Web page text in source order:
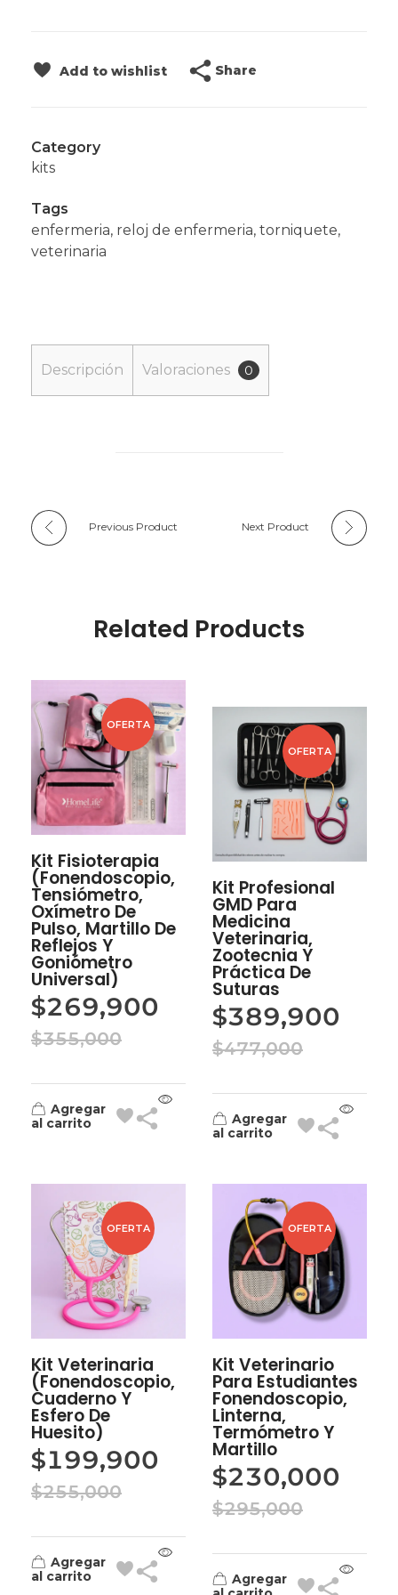
Add to wishlist Share
Category
kits
Tags
enfermeria, reloj de enfermeria, torniquete,
veterinaria
Descripción Valoraciones 0
Previous Product Next Product
Related Products
OFERTA
Kit Fisioterapia
(Fonendoscopio,
Tensiómetro,
Oxímetro De
Pulso, Martillo De
Reflejos Y
Goniómetro
Universal)
$269,900
$355,000
Agregar
al carrito
OFERTA
Kit Profesional
GMD Para
Medicina
Veterinaria,
Zootecnia Y
Práctica De
Suturas
$389,900
$477,000
Agregar
al carrito
OFERTA
Kit Veterinaria
(Fonendoscopio,
Cuaderno Y
Esfero De
Huesito)
$199,900
$255,000
Agregar
al carrito
OFERTA
Kit Veterinario
Para Estudiantes
Fonendoscopio,
Linterna,
Termómetro Y
Martillo
$230,000
$295,000
Agregar